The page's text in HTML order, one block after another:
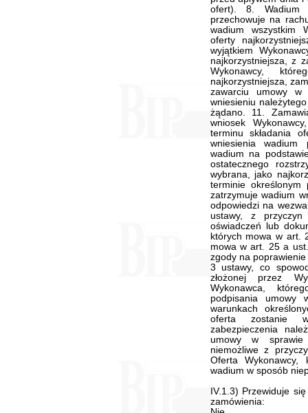
ofert). 8. Wadium
przechowuje na
wadium wszystkim
oferty
wyjątkiem
najkorzystniejsza, z
Wykonawcy,
najkorzystniejsza,
zawarciu umowy w
wniesieniu
żądano. 11.
wniosek
terminu składania
wniesienia wadium
wadium na
ostatecznego
wybrana, jako
terminie określonym
zatrzymuje wadium
odpowiedzi na
ustawy, z
oświadczeń lub
których mowa w art.
mowa w art. 25 a
zgody na
3 ustawy, co
złożonej przez
Wykonawca,
podpisania umowy
warunkach
oferta zostanie
zabezpieczenia
umowy w sprawie
niemożliwe z
Oferta
wadium w sposób
IV.1.3) Przewiduje
zamówienia: